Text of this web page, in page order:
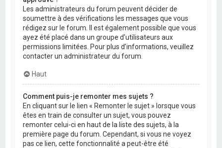
Les administrateurs du forum peuvent décider de
soumettre à des vérifications les messages que vous
rédigez sur le forum. Il est également possible que vous
ayez été placé dans un groupe d’utilisateurs aux
permissions limitées. Pour plus d’informations, veuillez
contacter un administrateur du forum.
Haut
Comment puis-je remonter mes sujets ?
En cliquant sur le lien « Remonter le sujet » lorsque vous
êtes en train de consulter un sujet, vous pouvez
remonter celui-ci en haut de la liste des sujets, à la
première page du forum. Cependant, si vous ne voyez
pas ce lien, cette fonctionnalité a peut-être été